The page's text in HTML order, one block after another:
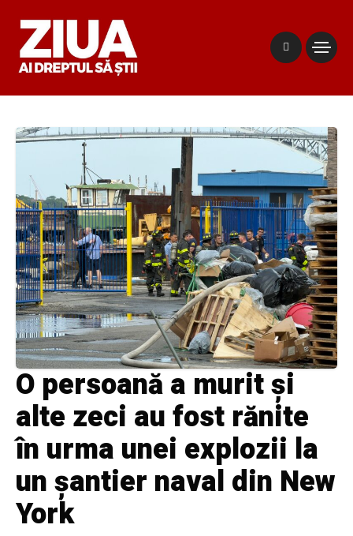
O persoană a murit și
alte zeci au fost rănite
în urma unei explozii la
un șantier naval din New
York